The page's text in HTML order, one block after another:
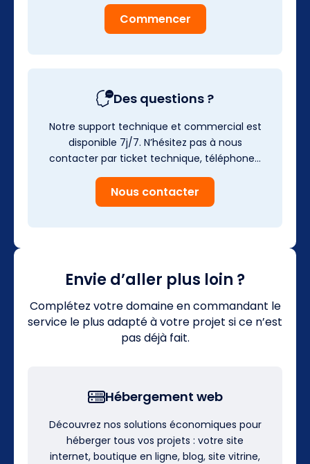
Commencer
Des questions ?
Notre support technique et commercial est
disponible 7j/7. N’hésitez pas à nous
contacter par ticket technique, téléphone…
Nous contacter
Envie d’aller plus loin ?
Complétez votre domaine en commandant le
service le plus adapté à votre projet si ce n’est
pas déjà fait.
Hébergement web
Découvrez nos solutions économiques pour
héberger tous vos projets : votre site
internet, boutique en ligne, blog, site vitrine,